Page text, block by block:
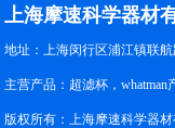
上海摩速科学器材
地址：上海闵行区浦江镇联航
主营产品：超滤杯，
版权所有：上海摩速科学器